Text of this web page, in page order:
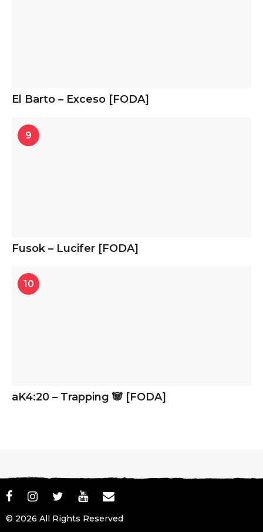
El Barto – Exceso [FODA]
9
Fusok – Lucifer [FODA]
10
aK4:20 – Trapping 🐼 [FODA]
© 2026 All Rights Reserved